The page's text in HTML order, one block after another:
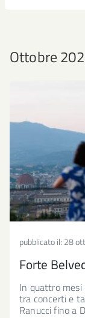
Ottobre
pubblicato il: 28
Forte
In quattro
tra concerti e
Ranucci fino a